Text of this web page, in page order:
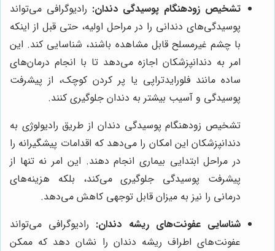
تشخیص زودهنگام پوسیدگی دندان: رادیوگرافی می‌تواند
پوسیدگی‌های دندانی را در مراحل اولیه، حتی قبل از اینکه
با چشم غیرمسلح قابل مشاهده باشند، شناسایی کند. این
امر به دندانپزشکان اجازه می‌دهد تا با انجام درمان‌های
ساده مانند فلورایدتراپی یا پر کردن کوچک، از پیشرفت
پوسیدگی و آسیب بیشتر به دندان جلوگیری کنند.
تشخیص زودهنگام پوسیدگی دندان از طریق رادیولوژی به
دندانپزشکان این امکان را می‌دهد که اقدامات پیشگیرانه را
در مراحل ابتدایی بیماری انجام دهند. این امر نه تنها از
پیشرفت پوسیدگی جلوگیری می‌کند، بلکه هزینه‌های
درمانی را نیز به میزان قابل توجهی کاهش می‌دهد.
شناسایی عفونت‌های ریشه دندان: رادیوگرافی می‌تواند
عفونت‌های اطراف ریشه دندان را نشان دهد که ممکن